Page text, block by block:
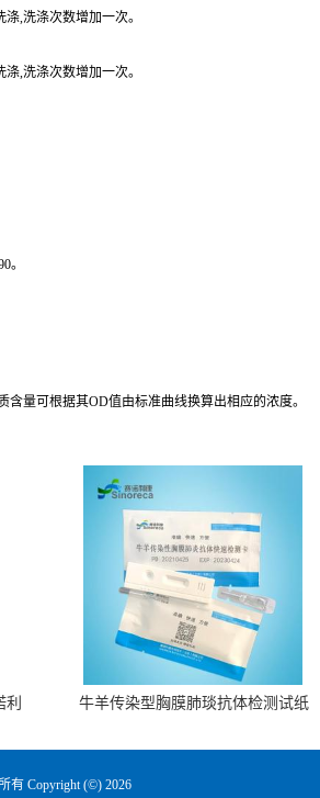
,洗涤次数增加一次。
,洗涤次数增加一次。
。
量可根据其OD值由标准曲线换算出相应的浓度。
牛羊传染型胸膜肺琰抗体检测试纸
有 Copyright (©) 2026